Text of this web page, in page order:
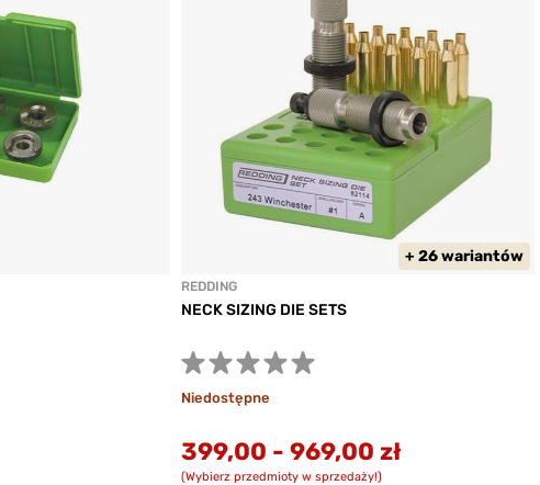
+ 26 wariantów
REDDING
NECK SIZING DIE SETS
Niedostępne
399,00 - 969,00 zł
(Wybierz przedmioty w sprzedaży!)